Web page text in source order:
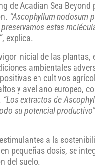
de Acadian Sea Beyond
“Ascophyllum nodosum
estas
, explica.
inicial de las plantas,
ambientales
en cultivos
y avellano europeo,
“Los extractos de
su potencial productivo”
a la
pequeñas dosis, se
del suelo.